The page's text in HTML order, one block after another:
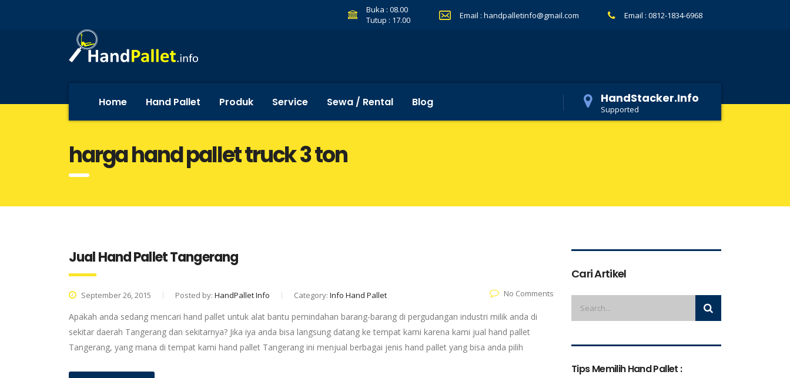
Buka : 08.00
Tutup : 17.00
Email : handpalletinfo@gmail.com Email : 0812-1834-6968
Home Hand Pallet Produk Service Sewa / Rental Blog HandStacker.Info
Supported
harga hand pallet truck 3 ton
Jual Hand Pallet Tangerang
September 26, 2015 Posted by: HandPallet Info Category: Info Hand Pallet No Comments
Apakah anda sedang mencari hand pallet untuk alat bantu pemindahan barang-barang di pergudangan industri milik anda di
sekitar daerah Tangerang dan sekitarnya? Jika iya anda bisa langsung datang ke tempat kami karena kami jual hand pallet
Tangerang, yang mana di tempat kami hand pallet Tangerang ini menjual berbagai jenis hand pallet yang bisa anda pilih
Cari Artikel
Tips Memilih Hand Pallet :